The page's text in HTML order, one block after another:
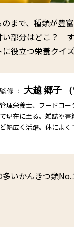
まで、種類が豊
い部分はどこ？
役立つ栄養クイ
監修 ： 大越 郷子
管理栄養士、フードコ
て現在に至る。雑誌や
ど幅広く活躍。体によく
多いかんきつ類